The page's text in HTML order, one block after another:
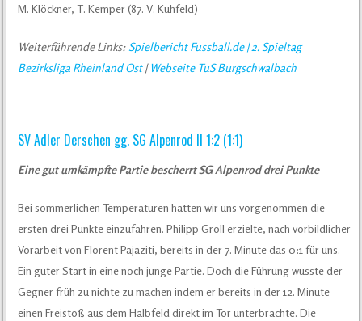
M. Klöckner, T. Kemper (87. V. Kuhfeld)
Weiterführende Links: Spielbericht Fussball.de| 2. Spieltag
Bezirksliga Rheinland Ost|Webseite TuS Burgschwalbach
SV Adler Derschen gg. SG Alpenrod II 1:2 (1:1)
Eine gut umkämpfte Partie bescherrt SG Alpenrod drei Punkte
Bei sommerlichen Temperaturen hatten wir uns vorgenommen die
ersten drei Punkte einzufahren. Philipp Groll erzielte, nach vorbildlicher
Vorarbeit von Florent Pajaziti, bereits in der 7. Minute das 0:1 für uns.
Ein guter Start in eine noch junge Partie. Doch die Führung wusste der
Gegner früh zu nichte zu machen indem er bereits in der 12. Minute
einen Freistoß aus dem Halbfeld direkt im Tor unterbrachte. Die